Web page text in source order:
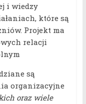
i wiedzy
które są
Projekt ma
relacji
są
organizacyjne
oraz wiele